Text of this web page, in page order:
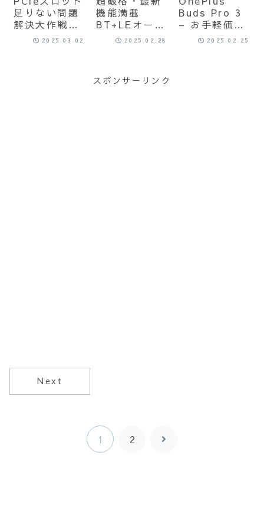
れた！
体感せよ！
オンイヤーヘ
ッドホンを緊
急レビュー！
足りない問題
解決大作戦の
巻 – USB4
2025.03.02
機能満載
BT+LEオーデ
ィオトランス
徹底レビュ
2025.02.28
Buds Pro 3
– お手軽価
格、だけど攻
2025.02.25
スポンサーリンク
Next
1 2
次